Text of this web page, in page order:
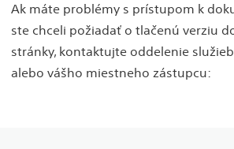
Ak máte problémy s prístupom k
ste chceli požiadať o tlačenú verziu
stránky, kontaktujte oddelenie
alebo vášho miestneho zástupcu: